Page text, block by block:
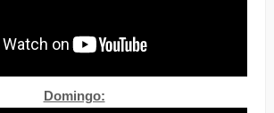
Domingo: